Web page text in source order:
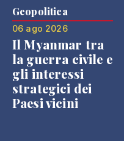
Geopolitica
06 ago 2026
Il Myanmar tra
la guerra civile e
gli interessi
strategici dei
Paesi vicini